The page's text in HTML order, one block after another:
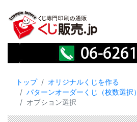
トップ
オリジナルくじを作る
パターンオーダーくじ（枚数選択）
オプション選択